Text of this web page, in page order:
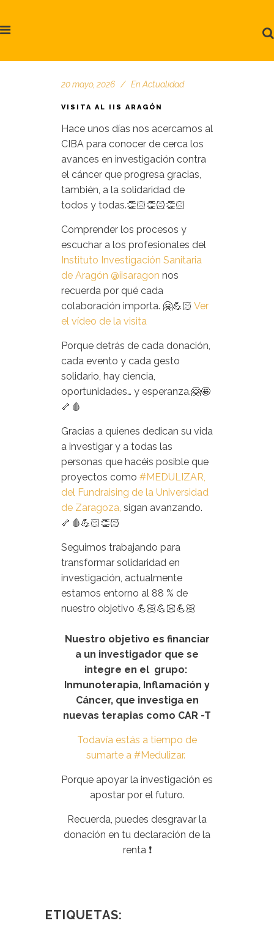
20 mayo, 2026 En Actualidad
VISITA AL IIS ARAGÓN
Hace unos días nos acercamos al
CIBA para conocer de cerca los
avances en investigación contra
el cáncer que progresa gracias,
también, a la solidaridad de
todos y todas.👏🏻👏🏻👏🏻
Comprender los procesos y
escuchar a los profesionales del
Instituto Investigación Sanitaria
de Aragón @iisaragon nos
recuerda por qué cada
colaboración importa. 🤗💪🏻 Ver
el vídeo de la visita
Porque detrás de cada donación,
cada evento y cada gesto
solidario, hay ciencia,
oportunidades… y esperanza.🤗🤩
🦴🩸
Gracias a quienes dedican su vida
a investigar y a todas las
personas que hacéis posible que
proyectos como #MEDULIZAR,
del Fundraising de la Universidad
de Zaragoza, sigan avanzando.
🦴🩸💪🏻👏🏻
Seguimos trabajando para
transformar solidaridad en
investigación, actualmente
estamos entorno al 88 % de
nuestro objetivo 💪🏻💪🏻💪🏻
Nuestro objetivo es financiar
a un investigador que se
integre en el grupo:
Inmunoterapia, Inflamación y
Cáncer, que investiga en
nuevas terapias como CAR -T
Todavía estás a tiempo de
sumarte a #Medulizar.
Porque apoyar la investigación es
apostar por el futuro.
Recuerda, puedes desgravar la
donación en tu declaración de la
renta ❗
ETIQUETAS: